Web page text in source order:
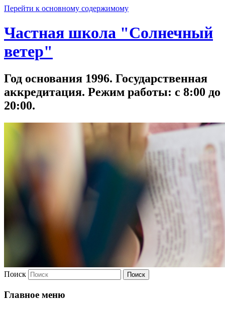
Перейти к основному содержимому
Частная школа "Солнечный
ветер"
Год основания 1996. Государственная
аккредитация. Режим работы: с 8:00 до
20:00.
Поиск
Главное меню